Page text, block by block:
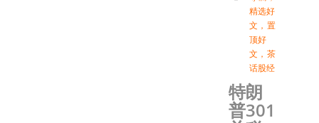
精选好
文 ， 置
顶好
文 ， 茶
话股经
特朗
普301